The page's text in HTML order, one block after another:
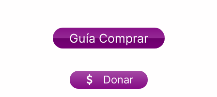
Guía Comprar
Donar